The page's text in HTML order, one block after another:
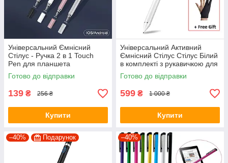
Універсальний Ємнісний
Стілус - Ручка 2 в 1 Touch
Pen для планшета
сенсорного екрану
Готово до відправки
139 ₴ 256 ₴
Купити
Універсальний Активний
Ємнісний Стілус Стілус Білий
в комплекті з рукавичкою для
телефону, планшета
Готово до відправки
599 ₴ 1 000 ₴
Купити
–40% Подарунок –40%